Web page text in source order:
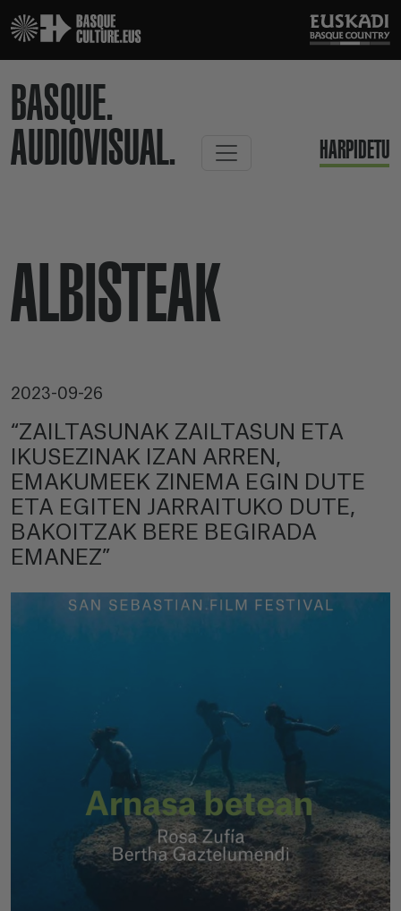
BASQUE.
AUDIOVISUAL.
HARPIDETU
ALBISTEAK
2023-09-26
“ZAILTASUNAK ZAILTASUN ETA
IKUSEZINAK IZAN ARREN,
EMAKUMEEK ZINEMA EGIN DUTE
ETA EGITEN JARRAITUKO DUTE,
BAKOITZAK BERE BEGIRADA
EMANEZ”